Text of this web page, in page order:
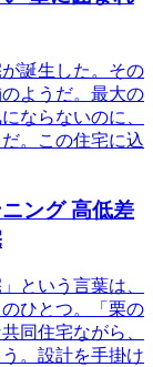
誕生した。その
ようだ。最大の
ならないのに、
。この住宅に込
ング 高低差
という言葉は、
ひとつ。「栗の
同住宅ながら、
。設計を手掛け